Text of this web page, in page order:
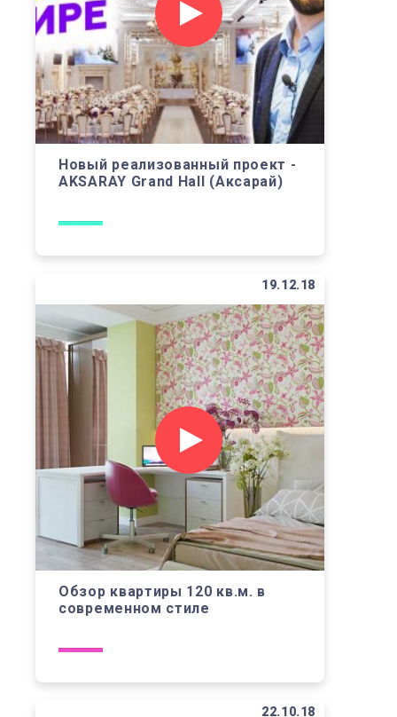
Новый реализованный проект -
AKSARAY Grand Hall (Аксарай)
19.12.18
Обзор квартиры 120 кв.м. в
современном стиле
22.10.18